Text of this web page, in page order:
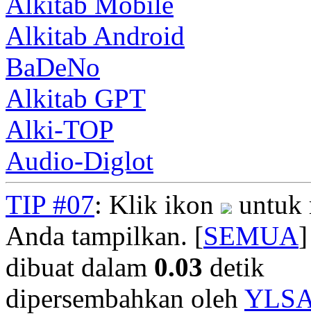
Alkitab Android
BaDeNo
Alkitab GPT
Alki-TOP
Audio-Diglot
TIP #07: Klik ikon
untuk
Anda tampilkan. [SEMUA]
dibuat dalam 0.03 detik
dipersembahkan oleh